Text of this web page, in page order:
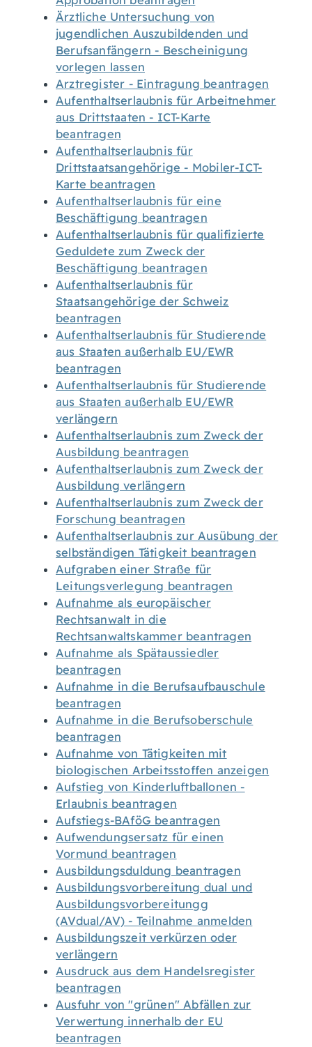
Ärztliche Untersuchung von
jugendlichen Auszubildenden und
Berufsanfängern - Bescheinigung
vorlegen lassen
Arztregister - Eintragung beantragen
Aufenthaltserlaubnis für Arbeitnehmer
aus Drittstaaten - ICT-Karte
beantragen
Aufenthaltserlaubnis für
Drittstaatsangehörige - Mobiler-ICT-
Karte beantragen
Aufenthaltserlaubnis für eine
Beschäftigung beantragen
Aufenthaltserlaubnis für qualifizierte
Geduldete zum Zweck der
Beschäftigung beantragen
Aufenthaltserlaubnis für
Staatsangehörige der Schweiz
beantragen
Aufenthaltserlaubnis für Studierende
aus Staaten außerhalb EU/EWR
beantragen
Aufenthaltserlaubnis für Studierende
aus Staaten außerhalb EU/EWR
verlängern
Aufenthaltserlaubnis zum Zweck der
Ausbildung beantragen
Aufenthaltserlaubnis zum Zweck der
Ausbildung verlängern
Aufenthaltserlaubnis zum Zweck der
Forschung beantragen
Aufenthaltserlaubnis zur Ausübung der
selbständigen Tätigkeit beantragen
Aufgraben einer Straße für
Leitungsverlegung beantragen
Aufnahme als europäischer
Rechtsanwalt in die
Rechtsanwaltskammer beantragen
Aufnahme als Spätaussiedler
beantragen
Aufnahme in die Berufsaufbauschule
beantragen
Aufnahme in die Berufsoberschule
beantragen
Aufnahme von Tätigkeiten mit
biologischen Arbeitsstoffen anzeigen
Aufstieg von Kinderluftballonen -
Erlaubnis beantragen
Aufstiegs-BAföG beantragen
Aufwendungsersatz für einen
Vormund beantragen
Ausbildungsduldung beantragen
Ausbildungsvorbereitung dual und
Ausbildungsvorbereitungg
(AVdual/AV) - Teilnahme anmelden
Ausbildungszeit verkürzen oder
verlängern
Ausdruck aus dem Handelsregister
beantragen
Ausfuhr von "grünen" Abfällen zur
Verwertung innerhalb der EU
beantragen